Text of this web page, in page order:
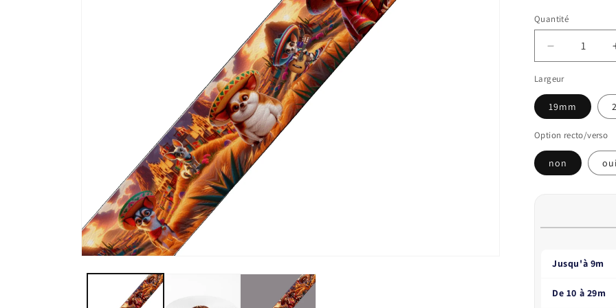
Quantité
Réduire
la
quantité
de
BioThane
Chihuahuas
Mariachis
–
–
Largeur
19mm
Option recto/verso
non oui
Jusqu'à 9m
De 10 à 29m